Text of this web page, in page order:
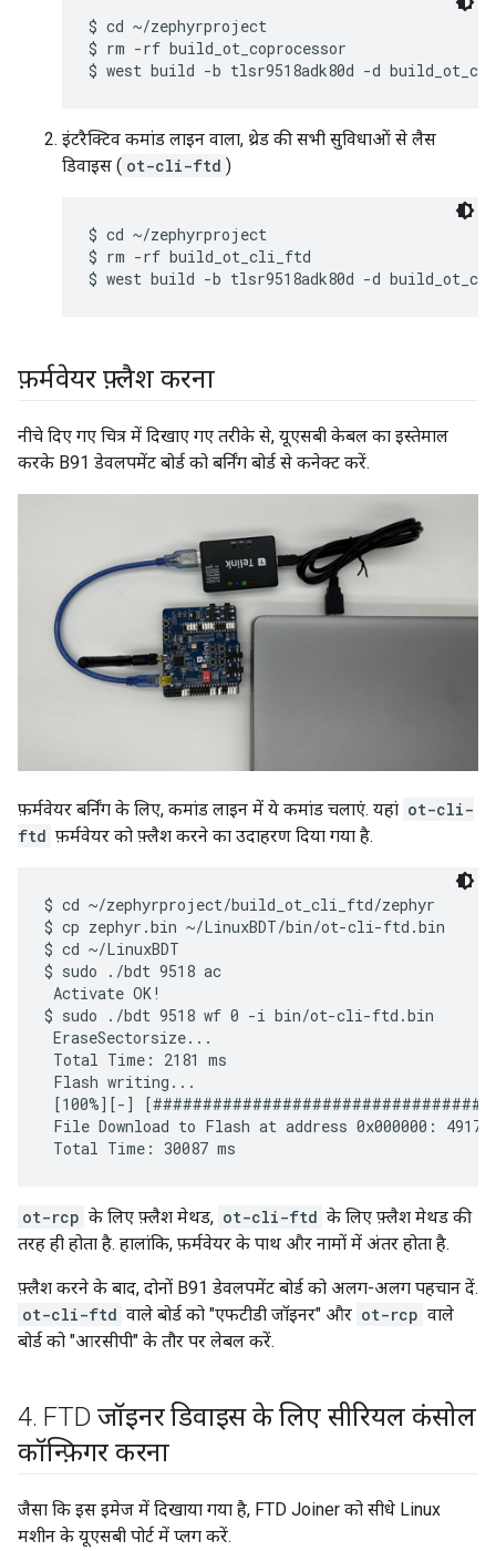
$ cd ~/zephyrproject
$ rm -rf build_ot_coprocessor
इंटरैक्टिव कमांड लाइन वाला, थ्रेड की सभी सुविधाओं से लैस
डिवाइस ( ot-cli-ftd )
$ cd ~/zephyrproject
$ rm -rf build_ot_cli_ftd
फ़र्मवेयर फ़्लैश करना
नीचे दिए गए चित्र में दिखाए गए तरीके से, यूएसबी केबल का इस्तेमाल
करके B91 डेवलपमेंट बोर्ड को बर्निंग बोर्ड से कनेक्ट करें.
फ़र्मवेयर बर्निंग के लिए, कमांड लाइन में ये कमांड चलाएं. यहां ot-cli-
ftd फ़र्मवेयर को फ़्लैश करने का उदाहरण दिया गया है.
$ cd ~/zephyrproject/build_ot_cli_ftd/zephyr
$ cp zephyr.bin ~/LinuxBDT/bin/ot-cli-ftd.bin
$ cd ~/LinuxBDT
$ sudo ./bdt 9518 ac
Activate OK!
$ sudo ./bdt 9518 wf 0 -i bin/ot-cli-ftd.bin
EraseSectorsize...
Total Time: 2181 ms
Flash writing...
[100%][-]
File Download to Flash at address 0x000000:
ot-rcp के लिए फ़्लैश मेथड, ot-cli-ftd के लिए फ़्लैश मेथड की
तरह ही होता है. हालांकि, फ़र्मवेयर के पाथ और नामों में अंतर होता है.
फ़्लैश करने के बाद, दोनों B91 डेवलपमेंट बोर्ड को अलग-अलग पहचान दें.
ot-cli-ftd वाले बोर्ड को "एफटीडी जॉइनर" और ot-rcp वाले
बोर्ड को "आरसीपी" के तौर पर लेबल करें.
4. FTD जॉइनर डिवाइस के लिए सीरियल कंसोल
कॉन्फ़िगर करना
जैसा कि इस इमेज में दिखाया गया है, FTD Joiner को सीधे Linux
मशीन के यूएसबी पोर्ट में प्लग करें.